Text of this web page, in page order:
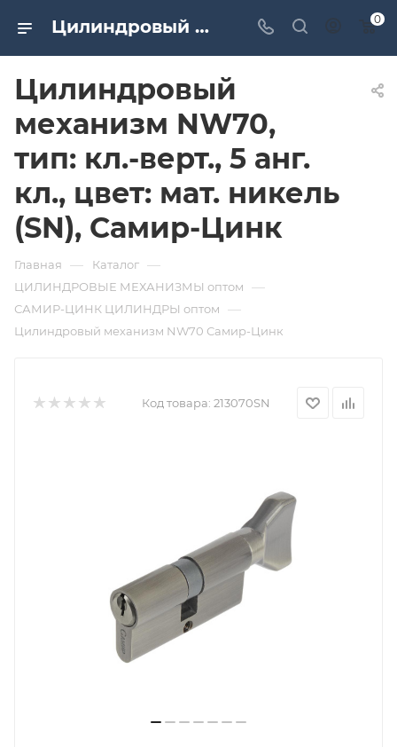
Цилиндровый механизм NW70, тип: кл.-верт., 5 анг. кл., цвет: мат. никель (SN), Самир-Цинк. Дверная и мебельная фурнитура САМИР-КИЛИТ | Оптовые поставки 0
Цилиндровый
механизм NW70,
тип: кл.-верт., 5 анг.
кл., цвет: мат. никель
(SN), Самир-Цинк
Главная — Каталог —
ЦИЛИНДРОВЫЕ МЕХАНИЗМЫ оптом —
САМИР-ЦИНК ЦИЛИНДРЫ оптом —
Цилиндровый механизм NW70 Самир-Цинк
Код товара: 213070SN